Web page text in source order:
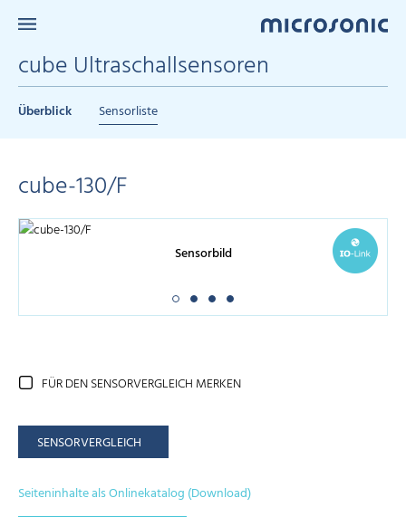
cube Ultraschallsensoren
Überblick Sensorliste
cube-130/F
Sensorbild
FÜR DEN SENSORVERGLEICH MERKEN
SENSORVERGLEICH
Seiteninhalte als Onlinekatalog (Download)